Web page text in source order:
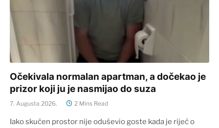
Očekivala normalan apartman, a dočekao je
prizor koji ju je nasmijao do suza
7. Augusta 2026. 2 Mins Read
Iako skučen prostor nije oduševio goste kada je riječ o